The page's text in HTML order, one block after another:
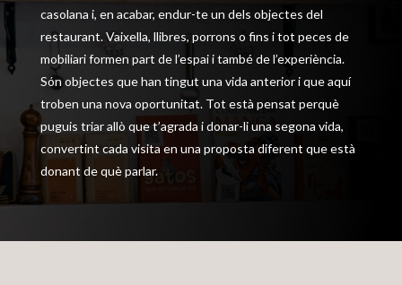
casolana i, en acabar, endur-te un dels objectes del
restaurant. Vaixella, llibres, porrons o fins i tot peces de
mobiliari formen part de l’espai i també de l’experiència.
Són objectes que han tingut una vida anterior i que aquí
troben una nova oportunitat. Tot està pensat perquè
puguis triar allò que t’agrada i donar-li una segona vida,
convertint cada visita en una proposta diferent que està
donant de què parlar.